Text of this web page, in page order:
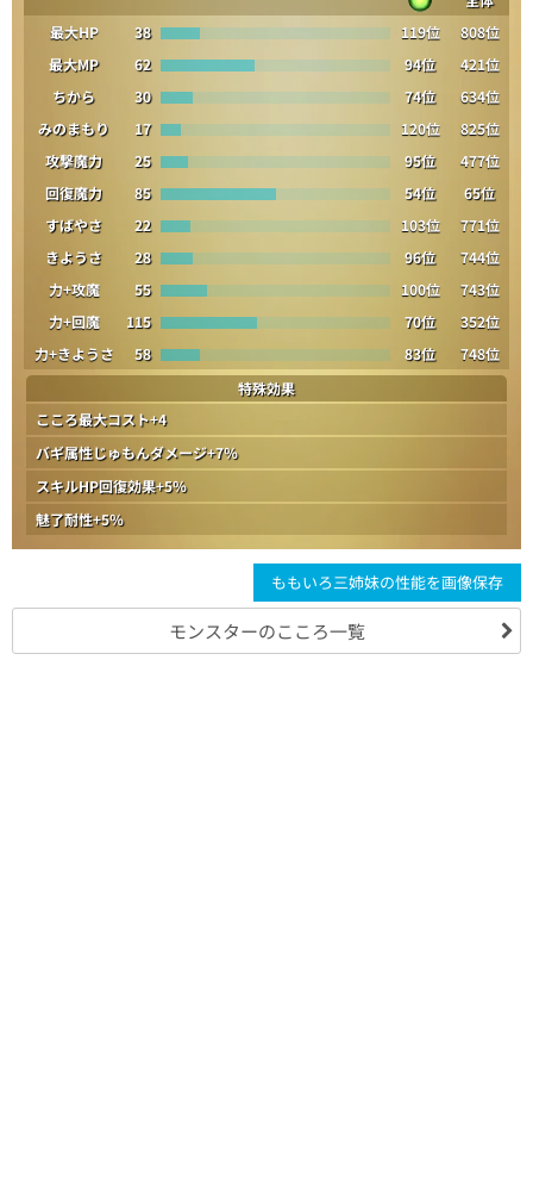
最大HP
38 119位
808位
最大MP
62 94位
421位
ちから
30 74位
634位
みのまもり
17 120位
825位
攻撃魔力
25 95位
477位
回復魔力
85 54位
65位
すばやさ
22 103位
771位
きようさ
28 96位
744位
力+攻魔
55 100位
743位
力+回魔
115 70位
352位
力+きようさ
58 83位
748位
特殊効果
こころ最大コスト+4
バギ属性じゅもんダメージ+7％
スキルHP回復効果+5％
魅了耐性+5％
ももいろ三姉妹の性能を画像保存
モンスターのこころ一覧